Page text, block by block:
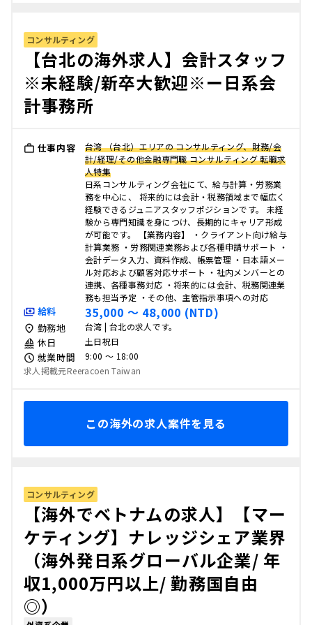
コンサルティング
【台北の海外求人】会計スタッフ
※未経験/新卒大歓迎※ー日系会
計事務所
仕事内容
台湾 （台北）エリアの コンサルティング、財務/会
計/経理/その他金融専門職 コンサルティング 転職求
人特集
日系コンサルティング会社にて、給与計算・労務業
務を中心に、 将来的には会計・税務領域まで幅広く
経験できるジュニアスタッフポジションです。 未経
験から専門知識を身につけ、長期的にキャリア形成
が可能です。 【業務内容】 ・クライアント向け給与
計算業務 ・労務関連業務および各種申請サポート ・
会計データ入力、資料作成、帳票管理 ・日本語メー
ル対応および顧客対応サポート ・社内メンバーとの
連携、各種事務対応 ・将来的には会計、税務関連業
務も担当予定 ・その他、主管指示事項への対応
給料 35,000 〜 48,000 (NTD)
勤務地 台湾 | 台北の求人です。
休日 土日祝日
就業時間
9:00 〜 18:00
求人掲載元Reeracoen Taiwan
この海外の求人案件を見る
コンサルティング
【海外でベトナムの求人】【マー
ケティング】ナレッジシェア業界
（海外発日系グローバル企業/ 年
収1,000万円以上/ 勤務国自由
◎）